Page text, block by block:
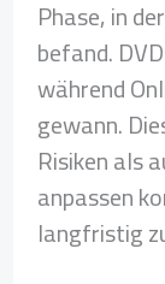
Phase, in
befand.
während
gewann.
Risiken als
anpassen
langfristig